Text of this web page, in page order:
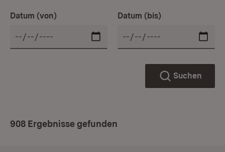
Datum (von) Datum (bis)
Suchen
908 Ergebnisse gefunden